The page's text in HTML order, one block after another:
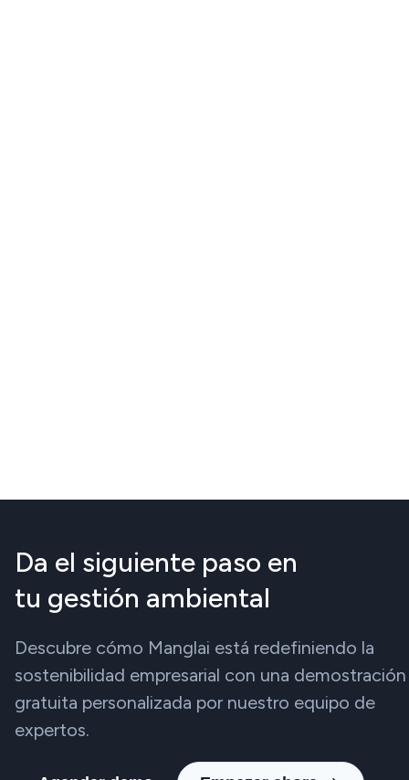
Da el siguiente paso en
tu gestión ambiental
Descubre cómo Manglai está redefiniendo la
sostenibilidad empresarial con una demostración
gratuita personalizada por nuestro equipo de
expertos.